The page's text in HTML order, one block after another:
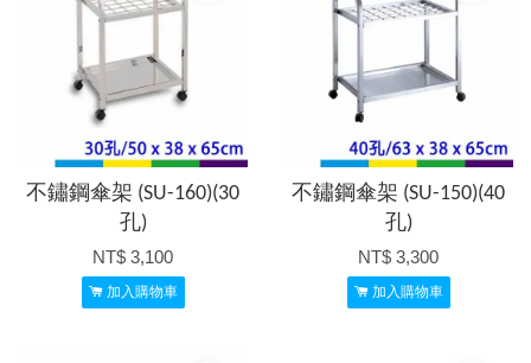
不鏽鋼傘架 (SU-160)(30
孔)
NT$ 3,100
加入購物車
不鏽鋼傘架 (SU-150)(40
孔)
NT$ 3,300
加入購物車